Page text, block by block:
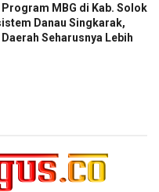
Program MBG di Kab. Solok
Danau Singkarak,
Seharusnya Lebih